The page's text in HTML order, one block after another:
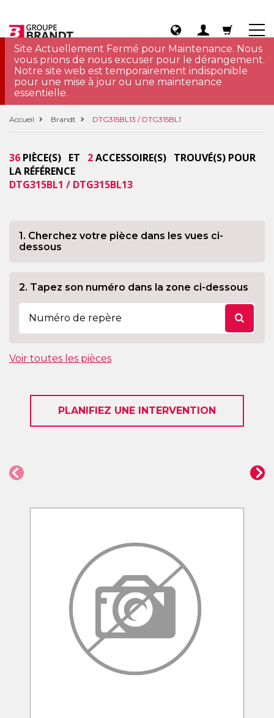
Site Actuellement Fermé pour Maintenance. Nous
vous prions de nous excuser pour le dérangement.
Notre site web est temporairement indisponible
pour une mise à jour ou une maintenance
essentielle.
Accueil Brandt DTG315BL13 / DTG315BL1
36 PIÈCE(S) ET 2ACCESSOIRE(S) TROUVÉ(S) POUR
LA RÉFÉRENCE
DTG315BL1 / DTG315BL13
1. Cherchez votre pièce dans les vues ci-
dessous
2. Tapez son numéro dans la zone ci-dessous
Voir toutes les pièces
PLANIFIEZ UNE INTERVENTION